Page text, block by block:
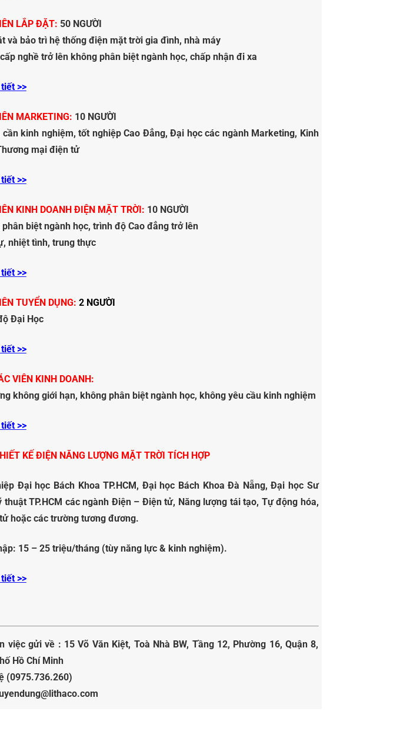
LẮP ĐẶT: 50 NGƯỜI
và bảo trì hệ thống điện mặt trời gia đình, nhà máy
nghề trở lên không phân biệt ngành học, chấp nhận đi xa
>>
MARKETING: 10 NGƯỜI
cần kinh nghiệm, tốt nghiệp Cao Đẳng, Đại học các ngành Marketing, Kinh
mại điện tử
>>
KINH DOANH ĐIỆN MẶT TRỜI: 10 NGƯỜI
phân biệt ngành học, trình độ Cao đẳng trở lên
nhiệt tình, trung thực
>>
TUYỂN DỤNG: 2 NGƯỜI
Đại Học
>>
VIÊN KINH DOANH:
không giới hạn, không phân biệt ngành học, không yêu cầu kinh nghiệm
>>
KẾ ĐIỆN NĂNG LƯỢNG MẶT TRỜI TÍCH HỢP
Đại học Bách Khoa TP.HCM, Đại học Bách Khoa Đà Nẵng, Đại học Sư
thuật TP.HCM các ngành Điện – Điện tử, Năng lượng tái tạo, Tự động hóa,
hoặc các trường tương đương.
15 – 25 triệu/tháng (tùy năng lực & kinh nghiệm).
>>
việc gửi về : 15 Võ Văn Kiệt, Toà Nhà BW, Tầng 12, Phường 16, Quận 8,
Hồ Chí Minh
(0975.736.260)